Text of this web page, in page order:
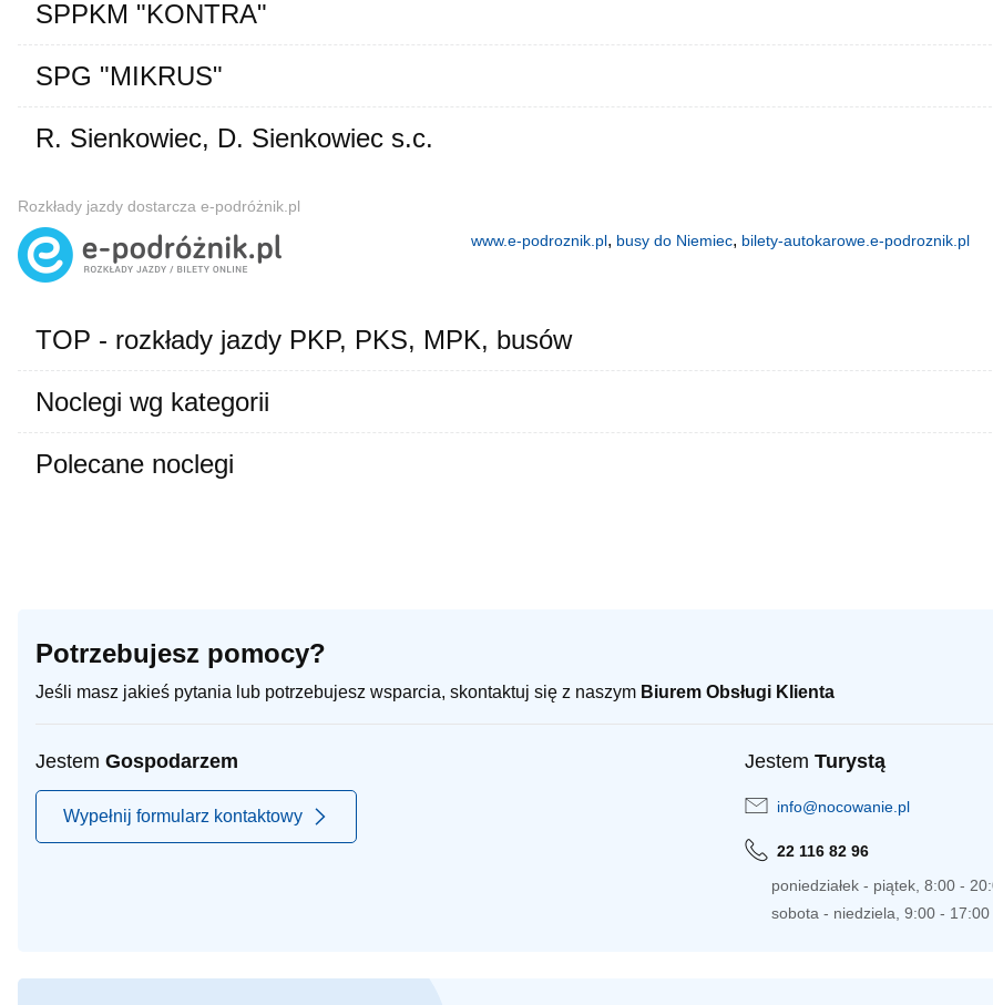
SPPKM "KONTRA"
SPG "MIKRUS"
R. Sienkowiec, D. Sienkowiec s.c.
Rozkłady jazdy dostarcza e-podróżnik.pl
www.e-podroznik.pl, busy do Niemiec, bilety-autokarowe.e-podroznik.pl
TOP - rozkłady jazdy PKP, PKS, MPK, busów
Noclegi wg kategorii
Polecane noclegi
Potrzebujesz pomocy?
Jeśli masz jakieś pytania lub potrzebujesz wsparcia, skontaktuj się z naszym Biurem Obsługi Klienta
Jestem Gospodarzem
Wypełnij formularz kontaktowy
Jestem Turystą
info@nocowanie.pl
22 116 82 96
poniedziałek - piątek, 8:00 -
sobota - niedziela, 9:00 - 17:00